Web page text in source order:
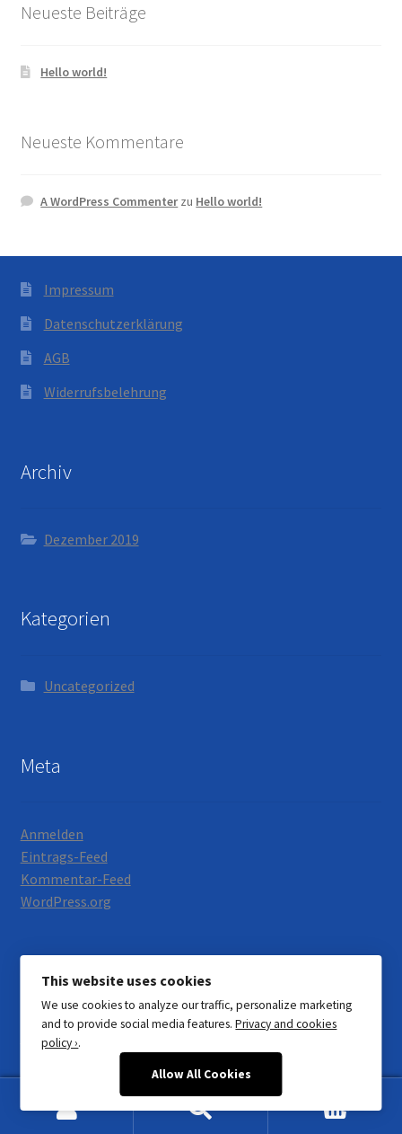
Neueste Beiträge
Hello world!
Neueste Kommentare
A WordPress Commenterzu Hello world!
Impressum
Datenschutzerklärung
AGB
Widerrufsbelehrung
Archiv
Dezember 2019
Kategorien
Uncategorized
Meta
Anmelden
Eintrags-Feed
Kommentar-Feed
WordPress.org
© Motorrad Neumann 2026
Datenschutzerklärung
This website uses cookies
We use cookies to analyze our traffic, personalize marketing
and to provide social media features.Privacy and cookies
policy ›.
Allow All Cookies